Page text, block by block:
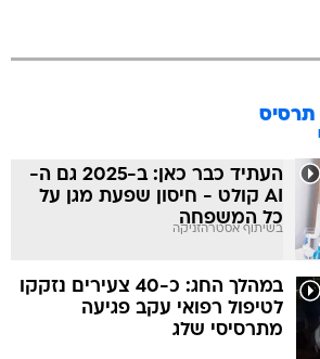
תרסיס
העתיד כבר כאן: ב-2025 גם ה-
AI קולט - חיסון שפעת מגן על
כל המשפחה
בשיתוף אסטרהזניקה
במהלך החג: כ-40 צעירים נזקקו
לטיפול רפואי עקב פגיעה
מתרסיסי שלג